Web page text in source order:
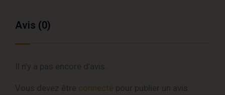
Avis (0)
connecté